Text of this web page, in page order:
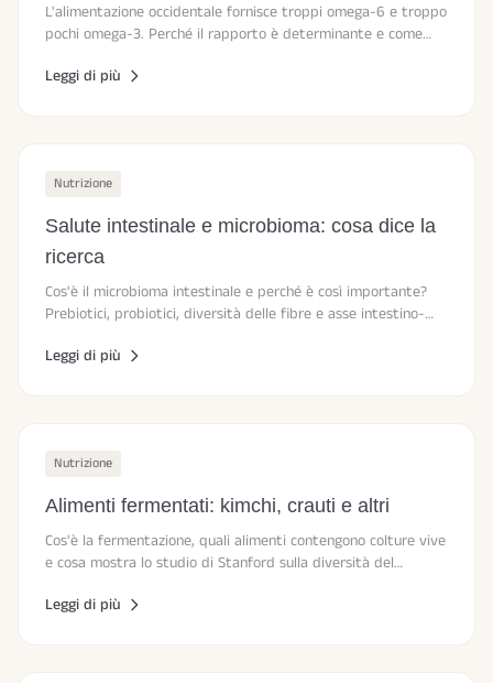
L'alimentazione occidentale fornisce troppi omega-6 e troppo
pochi omega-3. Perché il rapporto è determinante e come
Leggi di più
Nutrizione
Salute intestinale e microbioma: cosa dice la
ricerca
Cos'è il microbioma intestinale e perché è così importante?
Prebiotici, probiotici, diversità delle fibre e asse intestino-
Leggi di più
Nutrizione
Alimenti fermentati: kimchi, crauti e altri
Cos'è la fermentazione, quali alimenti contengono colture vive
e cosa mostra lo studio di Stanford sulla diversità del
Leggi di più